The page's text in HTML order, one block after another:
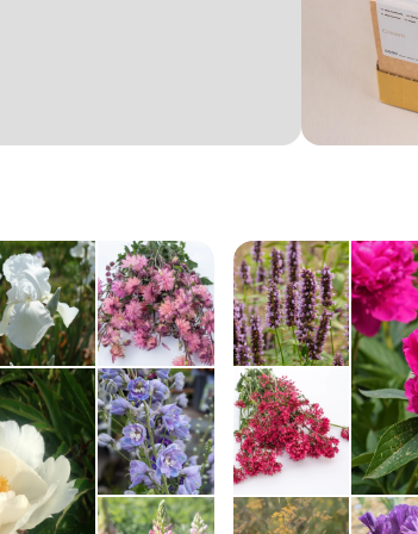
gebruik deze slechts als richtlijn. Tijden kunnen
ook de omstandigheden in de kas. Wij
Beschouw dit niet als een garantie.